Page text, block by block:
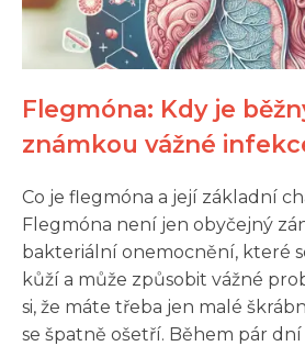
Flegmóna: Kdy je
známkou vážné
Co je flegmóna a její základní
Flegmóna není jen obyčejný
bakteriální onemocnění, které
kůží a může způsobit vážné
si, že máte třeba jen malé
se špatně ošetří. Během pár dní